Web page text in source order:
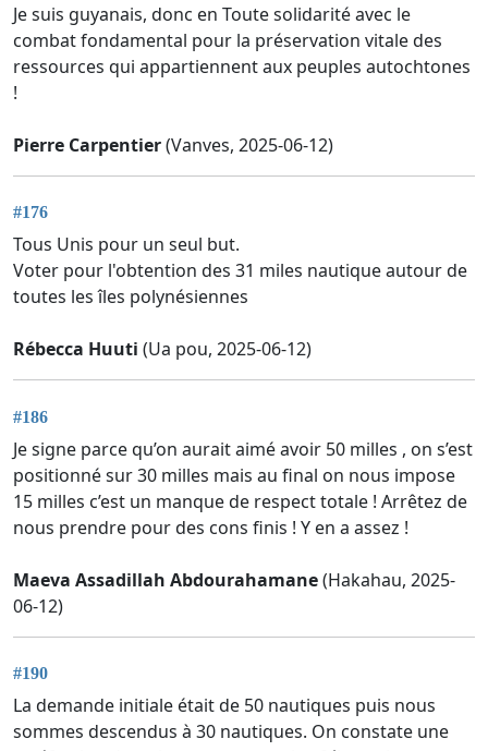
Je suis guyanais, donc en Toute solidarité avec le
combat fondamental pour la préservation vitale des
ressources qui appartiennent aux peuples autochtones
!
Pierre Carpentier(Vanves, 2025-06-12)
#176
Tous Unis pour un seul but.
Voter pour l'obtention des 31 miles nautique autour de
toutes les îles polynésiennes
Rébecca Huuti (Ua pou, 2025-06-12)
#186
Je signe parce qu’on aurait aimé avoir 50 milles , on s’est
positionné sur 30 milles mais au final on nous impose
15 milles c’est un manque de respect totale ! Arrêtez de
nous prendre pour des cons finis ! Y en a assez !
Maeva Assadillah Abdourahamane(Hakahau, 2025-
06-12)
#190
La demande initiale était de 50 nautiques puis nous
sommes descendus à 30 nautiques. On constate une